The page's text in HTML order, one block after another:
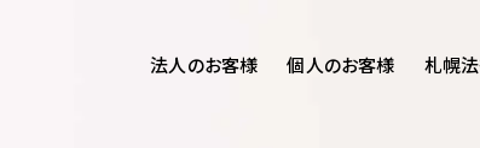
法人のお客様 個人のお客様 札幌